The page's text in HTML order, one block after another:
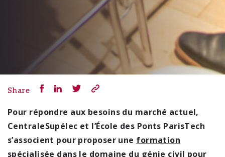
Share
Pour répondre aux besoins du marché actuel,
CentraleSupélec et l’École des Ponts ParisTech
s’associent pour proposer une formation
spécialisée dans le domaine du génie civil pour